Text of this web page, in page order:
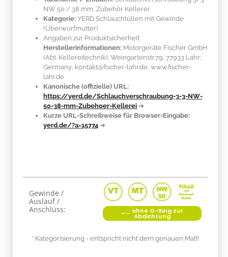
NW 50 / 38 mm, Zubehör Kellerei
Kategorie: YERD Schlauchtüllen mit Gewinde
(Überwurfmutter)
Angaben zur Produktsicherheit
Herstellerinformationen: Motorgeräte Fischer GmbH
(Abt. Kellereitechnik); Weingartenstr.79; 77933 Lahr;
Germany; kontakt@fischer-lahr.de; www.fischer-
lahr.de
Kanonische (offizielle) URL:
https://yerd.de/Schlauchverschraubung-3-3-NW-
50-38-mm-Zubehoer-Kellerei ➔
Kurze URL-Schreibweise für Browser-Eingabe:
yerd.de/?a=15774 ➔
Gewinde /
Auslauf /
Anschluss:
__ ohne O-Ring zur
Abdichtung
* Kategorisierung - entspricht nicht dem genauen Maß!